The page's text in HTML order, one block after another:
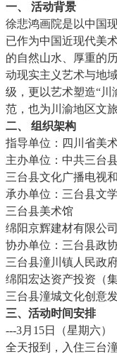
一、 活动背景
徐悲鸿画院是以中国
已作为中国近现代美
的自然山水、厚重的
动现实主义艺术与地
级，更以艺术塑造“
范，也为川渝地区文
二、 组织架构
指导单位：四川省美
主办单位：中共三台
三台县文化广播电视
承办单位：三台县文
三台县美术馆
绵阳京辉建材有限公司
协办单位：三台县政
三台县潼川镇人民政
绵阳宏达资产投资（
三台县潼城文化创意
三、活动时间安排
---3月15日（星期六）
全天报到，入住三台